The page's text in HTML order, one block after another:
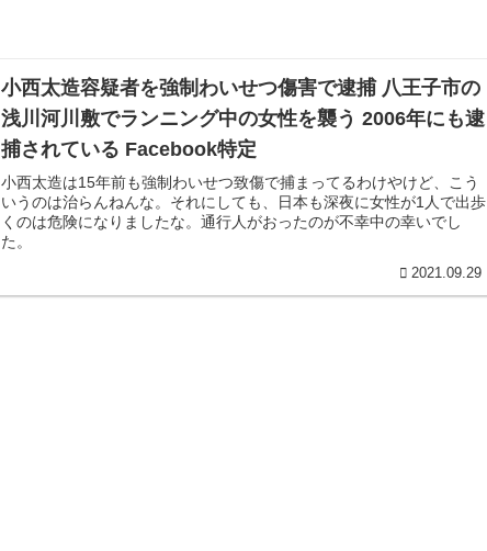
小西太造容疑者を強制わいせつ傷害で逮捕 八王子市の
浅川河川敷でランニング中の女性を襲う 2006年にも逮
捕されている Facebook特定
小西太造は15年前も強制わいせつ致傷で捕まってるわけやけど、こう
いうのは治らんねんな。それにしても、日本も深夜に女性が1人で出歩
くのは危険になりましたな。通行人がおったのが不幸中の幸いでし
た。
2021.09.29